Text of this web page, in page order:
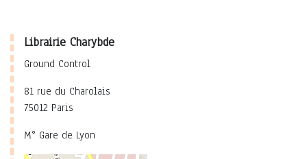
Librairie Charybde
Ground Control
81 rue du Charolais
75012 Paris
M° Gare de Lyon